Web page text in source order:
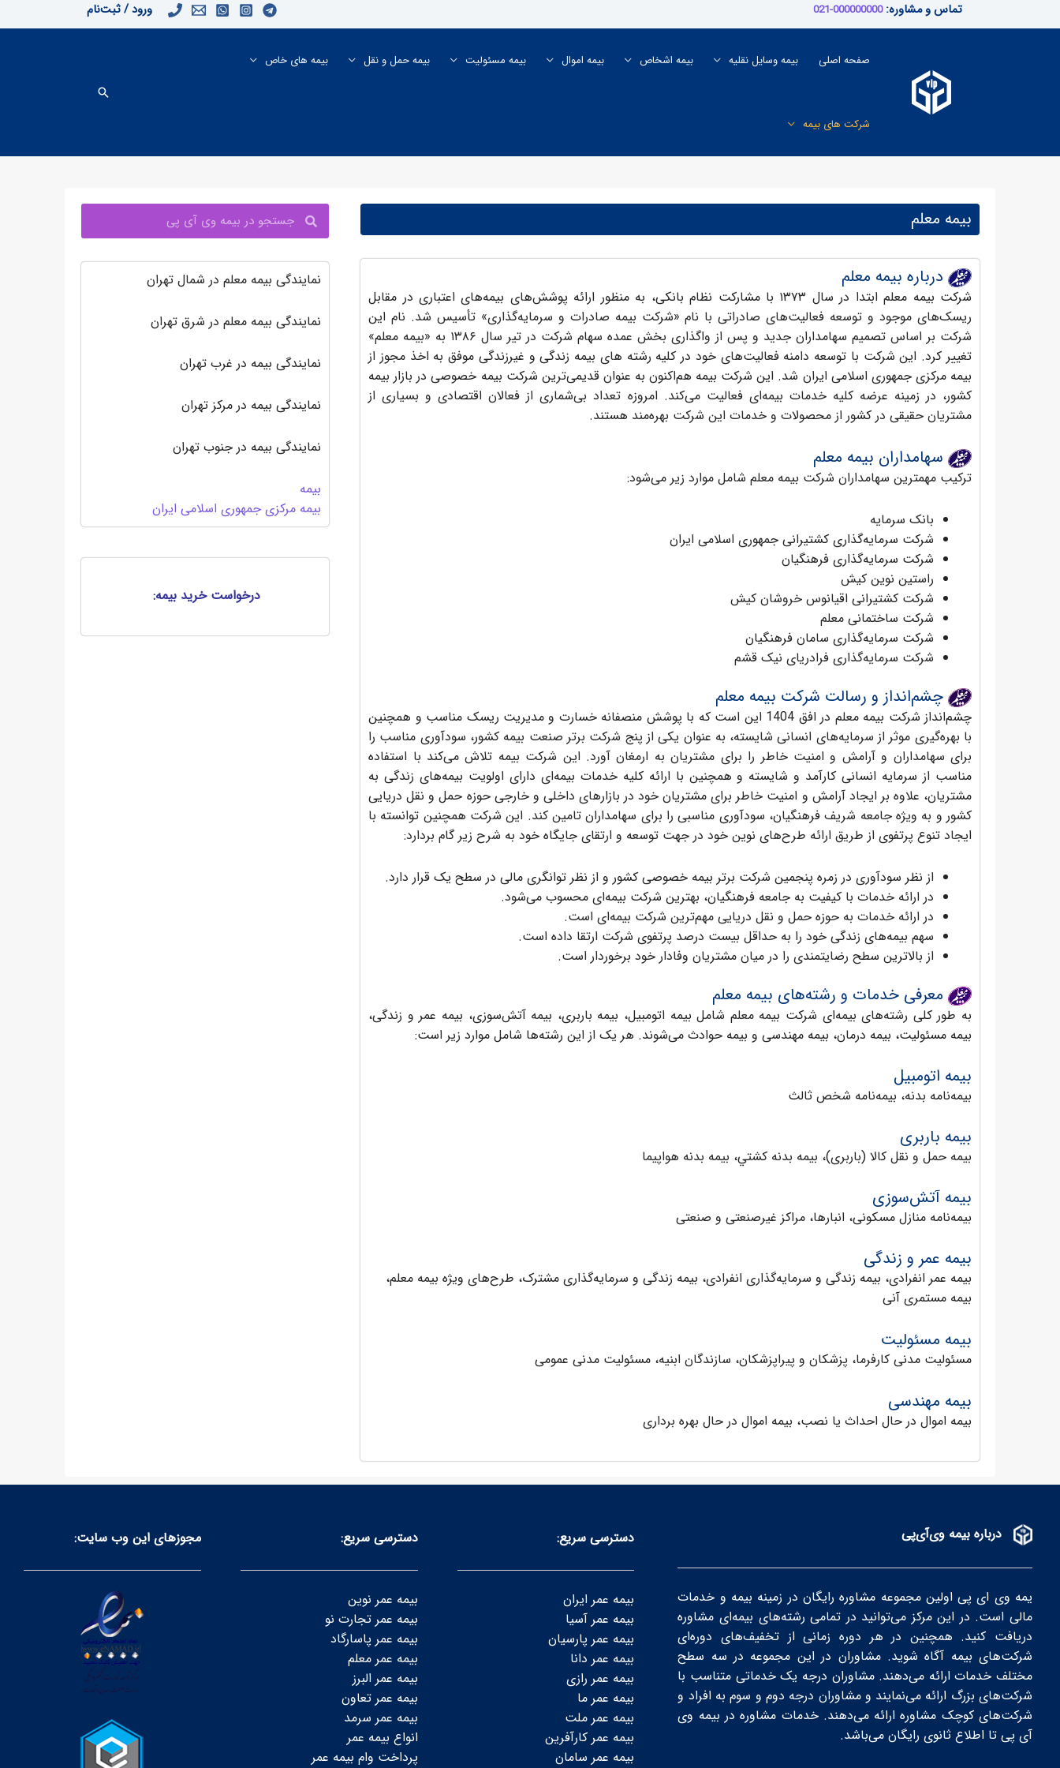
به
تماس و مشاوره:000000000-021 ورود / ثبت‌نام
صفحه اصلی بیمه وسایل نقلیه بیمه اشخاص بیمه اموال بیمه مسئولیت بیمه حمل و نقل بیمه های خاص
شرکت های بیمه
جستجو
بیمه معلم
درباره بیمه معلم
شرکت بیمه معلم ابتدا در سال ۱۳۷۳ با مشارکت نظام بانکی، به منظور ارائه پوشش‌های بیمه‌های اعتباری در مقابل
ریسک‌های موجود و توسعه فعالیت‌های صادراتی با نام «شرکت بیمه صادرات و سرمایه‌گذاری» تأسیس شد. نام این
شرکت بر اساس تصمیم سهامداران جدید و پس از واگذاری بخش عمده سهام شرکت در تیر سال ۱۳۸۶ به «بیمه معلم»
تغییر کرد. این شرکت با توسعه دامنه فعالیت‌های خود در کلیه رشته های بیمه زندگی و غیرزندگی موفق به اخذ مجوز از
بیمه مرکزی جمهوری اسلامی ایران شد. این شرکت بیمه هم‌اکنون به عنوان قدیمی‌ترین شرکت بیمه خصوصی در بازار بیمه
کشور، در زمینه عرضه کلیه خدمات بیمه‌ای فعالیت می‌کند. امروزه تعداد بی‌شماری از فعالان اقتصادی و بسیاری از
مشتریان حقیقی در کشور از محصولات و خدمات این شرکت بهره‌مند هستند.
سهامداران بیمه معلم
ترکیب مهمترین سهامداران شرکت بیمه معلم شامل موارد زیر می‌شود:
بانک سرمایه
شرکت سرمایه‌گذاری کشتیرانی جمهوری اسلامی ایران
شرکت سرمایه‌گذاری فرهنگیان
راستین نوین کیش
شرکت کشتیرانی اقیانوس خروشان کیش
شرکت ساختمانی معلم
شرکت سرمایه‌گذاری سامان فرهنگیان
شرکت سرمایه‌گذاری فرادریای نیک قشم
چشم‌انداز و رسالت شرکت بیمه معلم
چشم‌انداز شرکت بیمه معلم در افق 1404 این است که با پوشش منصفانه خسارت و مدیریت ریسک مناسب و همچنین
با بهره‌‏گیری موثر از سرمایه‌های انسانی شایسته، به عنوان یکی از پنج شرکت‏ برتر صنعت بیمه کشور، سودآوری مناسب را
برای سهامداران و آرامش و امنیت خاطر را برای مشتریان به ارمغان آورد. این شرکت بیمه تلاش می‌کند با استفاده
مناسب از سرمایه انسانی کارآمد و شایسته و همچنین با ارائه کلیه خدمات بیمه‌‏ای دارای اولویت بیمه‌‏های زندگی به
مشتریان، علاوه بر ایجاد آرامش و امنیت خاطر برای مشتریان خود در بازارهای داخلی و خارجی حوزه حمل و نقل دریایی
کشور و به‏ ویژه جامعه شریف فرهنگیان، سودآوری مناسبی را برای سهامداران تامین کند. این شرکت همچنین توانسته با
ایجاد تنوع پرتفوی از طریق ارائه طرح‌‏های نوین خود در جهت توسعه و ارتقای جایگاه خود به شرح زیر گام بردارد:
از نظر سودآوری در زمره پنجمین شرکت برتر بیمه خصوصی کشور و از نظر توانگری مالی در سطح یک قرار دارد.
در ارائه خدمات با کیفیت‏ به جامعه فرهنگیان، بهترین شرکت بیمه‌‏ای محسوب می‌شود.
در ارائه خدمات به حوزه حمل و نقل دریایی مهم‌ترین شرکت بیمه‌‏ای است.
سهم بیمه‏‌های زندگی خود را به حداقل بیست درصد پرتفوی شرکت ارتقا داده است.
از بالاترین سطح رضایتمندی را در میان مشتریان وفادار خود برخوردار است.
معرفی خدمات و رشته‌های بیمه معلم
به طور کلی رشته‌های بیمه‌ای شرکت بیمه معلم شامل بیمه اتومبیل، بیمه باربری، بیمه آتش‌سوزی، بیمه عمر و زندگی،
بیمه مسئولیت، بیمه درمان، بیمه مهندسی و بیمه حوادث می‌شوند. هر یک از این رشته‌ها شامل موارد زیر است:
بیمه اتومبیل
بیمه‌نامه بدنه، بیمه‌نامه شخص ثالث
بیمه باربری
بيمه حمل و نقل كالا (باربری)، بيمه بدنه كشتي، بيمه بدنه هواپيما
بیمه آتش‌سوزی
بیمه‌نامه منازل مسکونی، انبارها، مراکز غیرصنعتی و صنعتی
بیمه عمر و زندگی
بیمه عمر انفرادی، بیمه زندگی و سرمایه‌گذاری انفرادی، بیمه زندگی و سرمایه‌گذاری مشترک، طرح‌های ویژه بیمه معلم،
بیمه مستمری آنی
بیمه مسئولیت
مسئولیت مدنی کارفرما، پزشکان و پیراپزشکان، سازندگان ابنیه، مسئولیت مدنی عمومی
بیمه مهندسی
بیمه اموال در حال احداث یا نصب، بیمه اموال در حال بهره برداری
جستجو
نمایندگی بیمه معلم در شمال تهران
نمایندگی بیمه معلم در شرق تهران
نمایندگی بیمه در غرب تهران
نمایندگی بیمه در مرکز تهران
نمایندگی بیمه در جنوب تهران
بیمه
بیمه مرکزی جمهوری اسلامی ایران
درخواست خرید بیمه:
درباره بیمه وی‌آی‌پی
یمه وی ای پی اولین مجموعه مشاوره رایگان در زمینه بیمه و خدمات
مالی است. در این مرکز می‌توانید در تمامی رشته‌های بیمه‌ای مشاوره
دریافت کنید. همچنین در هر دوره زمانی از تخفیف‌های دوره‌ای
شرکت‌های بیمه‌ آگاه شوید. مشاوران در این مجموعه در سه سطح‌
مختلف خدمات ارائه می‌دهند. مشاوران درجه یک خدماتی متناسب با
شرکت‌های بزرگ ارائه می‌نمایند و مشاوران درجه دوم و سوم به افراد و
شرکت‌های کوچک مشاوره ارائه می‌دهند. خدمات مشاوره در بیمه وی
آی پی تا اطلاع ثانوی رایگان می‌باشد.
دسترسی سریع:
بیمه عمر ایران
بیمه عمر آسیا
بیمه عمر پارسیان
بیمه عمر دانا
بیمه عمر رازی
بیمه عمر ما
بیمه عمر ملت
بیمه عمر کارآفرین
بیمه عمر سامان
دسترسی سریع:
بیمه عمر نوین
بیمه عمر تجارت نو
بیمه عمر پاسارگاد
بیمه عمر معلم
بیمه عمر البرز
بیمه عمر تعاون
بیمه عمر سرمد
انواع بیمه عمر
پرداخت وام بیمه عمر
مجوز‌های این وب سایت: